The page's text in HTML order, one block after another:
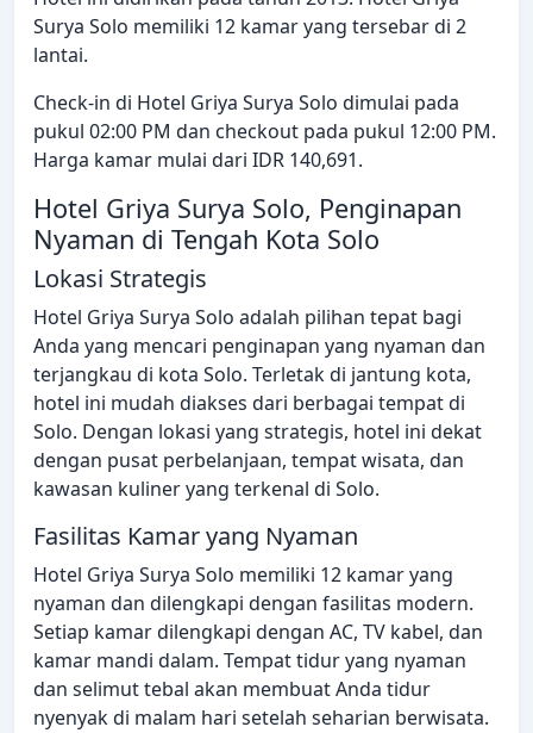
Surya Solo memiliki 12 kamar yang tersebar di 2
lantai.
Check-in di Hotel Griya Surya Solo dimulai pada
pukul 02:00 PM dan checkout pada pukul 12:00 PM.
Harga kamar mulai dari IDR 140,691.
Hotel Griya Surya Solo, Penginapan
Nyaman di Tengah Kota Solo
Lokasi Strategis
Hotel Griya Surya Solo adalah pilihan tepat bagi
Anda yang mencari penginapan yang nyaman dan
terjangkau di kota Solo. Terletak di jantung kota,
hotel ini mudah diakses dari berbagai tempat di
Solo. Dengan lokasi yang strategis, hotel ini dekat
dengan pusat perbelanjaan, tempat wisata, dan
kawasan kuliner yang terkenal di Solo.
Fasilitas Kamar yang Nyaman
Hotel Griya Surya Solo memiliki 12 kamar yang
nyaman dan dilengkapi dengan fasilitas modern.
Setiap kamar dilengkapi dengan AC, TV kabel, dan
kamar mandi dalam. Tempat tidur yang nyaman
dan selimut tebal akan membuat Anda tidur
nyenyak di malam hari setelah seharian berwisata.